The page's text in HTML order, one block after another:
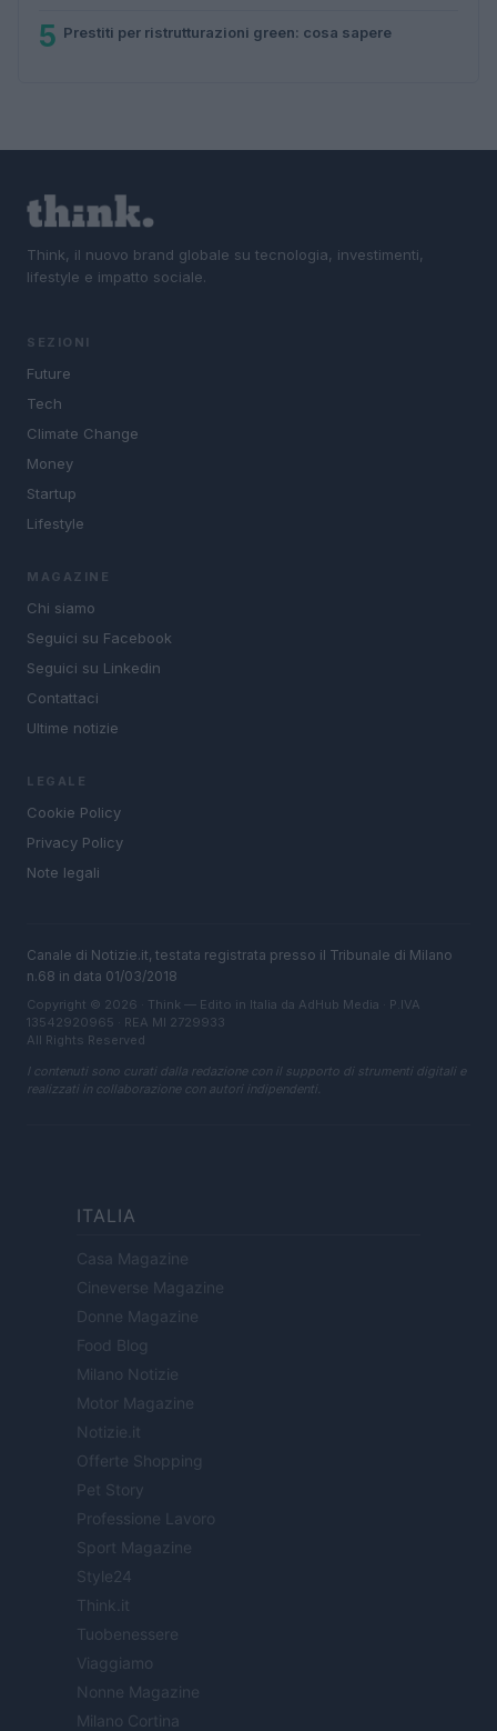
5 Prestiti per ristrutturazioni green: cosa sapere
Think, il nuovo brand globale su tecnologia, investimenti,
lifestyle e impatto sociale.
SEZIONI
Future
Tech
Climate Change
Money
Startup
Lifestyle
MAGAZINE
Chi siamo
Seguici su Facebook
Seguici su Linkedin
Contattaci
Ultime notizie
LEGALE
Cookie Policy
Privacy Policy
Note legali
Canale di Notizie.it, testata registrata presso il Tribunale di Milano
n.68 in data 01/03/2018
Copyright © 2026 · Think — Edito in Italia da AdHub Media · P.IVA
13542920965 · REA MI 2729933
All Rights Reserved
I contenuti sono curati dalla redazione con il supporto di strumenti digitali e
realizzati in collaborazione con autori indipendenti.
ITALIA
Casa Magazine
Cineverse Magazine
Donne Magazine
Food Blog
Milano Notizie
Motor Magazine
Notizie.it
Offerte Shopping
Pet Story
Professione Lavoro
Sport Magazine
Style24
Think.it
Tuobenessere
Viaggiamo
Nonne Magazine
Milano Cortina